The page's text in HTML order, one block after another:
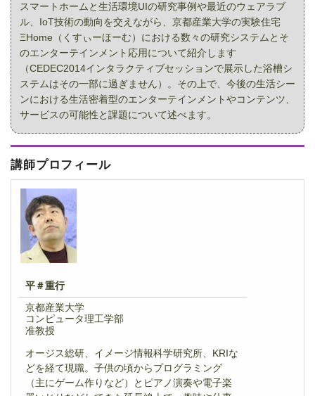
スマートホームと生活環境UIの研究事例や最近のウェアラブ
ル、IoT技術の動向を交えながら、京都産業大学の実験住宅
ΞHome（くすぃーほーむ）における数々の研究システムとそ
のエンターテインメント応用について紹介します
（CEDEC2014インタラクティブセッションで展示した浴槽シ
ステムはその一部に過ぎません）。その上で、今後の生活シー
ンにおける生活密着型のエンターテインメントやコンテンツ、
サービスの可能性と課題について述べます。
講師プロフィール
平＃重行
京都産業大学
コンピュータ理工学部
准教授
オージス総研、イメージ情報科学研究所、KRIな
どを経て現職。子供の頃からプログラミング
（主にゲーム作りなど）とピアノ演奏や電子楽